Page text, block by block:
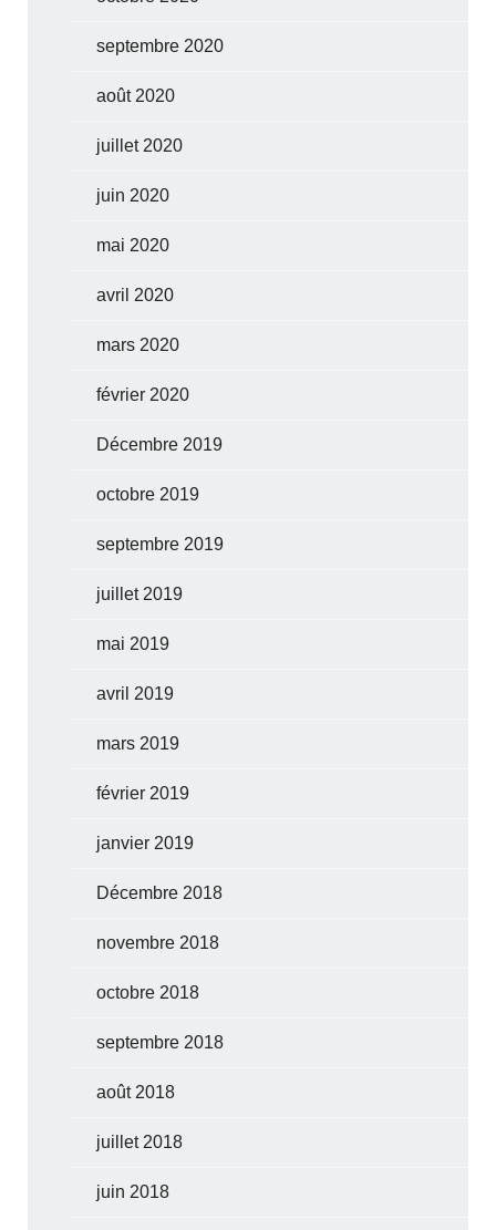
septembre 2020
août 2020
juillet 2020
juin 2020
mai 2020
avril 2020
mars 2020
février 2020
Décembre 2019
octobre 2019
septembre 2019
juillet 2019
mai 2019
avril 2019
mars 2019
février 2019
janvier 2019
Décembre 2018
novembre 2018
octobre 2018
septembre 2018
août 2018
juillet 2018
juin 2018